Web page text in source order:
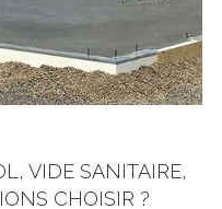
VIDE SANITAIRE,
CHOISIR ?